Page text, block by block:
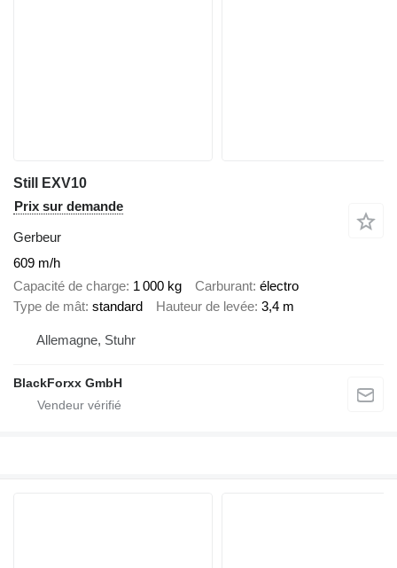
Still EXV10
Prix sur demande
Gerbeur
609 m/h
Capacité de charge 1 000 kg Carburant électro
Type de mât standard Hauteur de levée 3,4 m
Allemagne, Stuhr
BlackForxx GmbH